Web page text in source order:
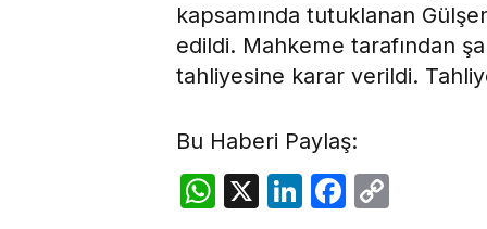
kapsamında tutuklanan
edildi. Mahkeme tarafından
tahliyesine karar verildi.
Bu Haberi Paylaş:
WhatsApp
X LinkedIn
Facebook